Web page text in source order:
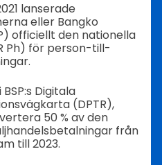
lanserade
eller Bangko
officiellt den nationella
Ph) för person-till-
Digitala
(DPTR),
50 % av den
från
till 2023.